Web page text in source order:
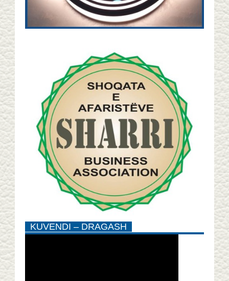
KUVENDI – DRAGASH